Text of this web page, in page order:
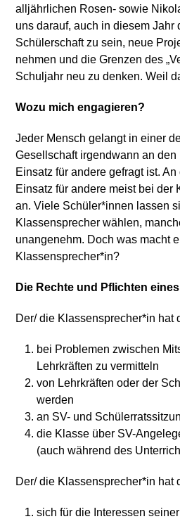
alljährlichen Rosen- sowie
uns darauf, auch in diesem Jahr
Schülerschaft zu sein, neue
nehmen und die Grenzen des
Schuljahr neu zu denken. Weil
Wozu mich engagieren?
Jeder Mensch gelangt in einer
Gesellschaft irgendwann an
Einsatz für andere gefragt ist.
Einsatz für andere meist bei der
an. Viele Schüler*innen lassen
Klassensprecher wählen,
unangenehm. Doch was macht
Klassensprecher*in?
Die Rechte und Pflichten
Der/ die Klassensprecher*in hat
bei Problemen zwischen
Lehrkräften zu vermitteln
von Lehrkräften oder der
werden
an SV- und
die Klasse über SV-
(auch während des
Der/ die Klassensprecher*in hat
sich für die Interessen